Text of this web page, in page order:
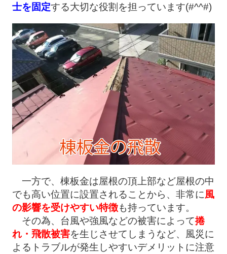
士を固定する大切な役割を担っています(#^^#)
一方で、棟板金は屋根の頂上部など屋根の中
でも高い位置に設置されることから、非常に風
の影響を受けやすい特徴も持っています。
その為、台風や強風などの被害によって捲
れ・飛散被害を生じさせてしまうなど、風災に
よるトラブルが発生しやすいデメリットに注意